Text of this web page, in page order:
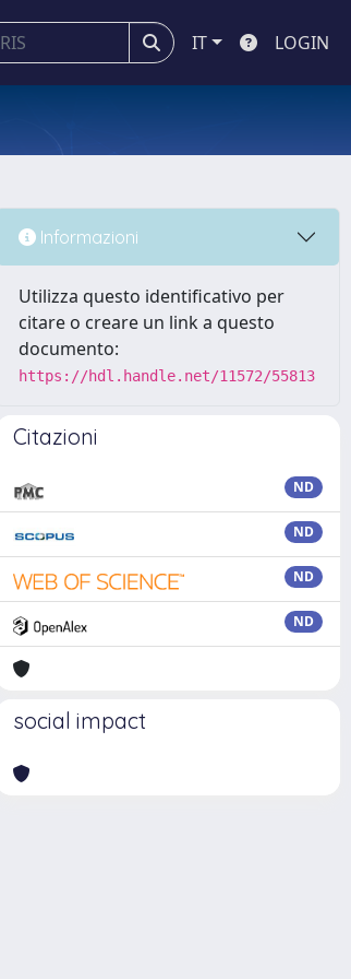
IT LOGIN
Informazioni
Utilizza questo identificativo per
citare o creare un link a questo
documento:
https://hdl.handle.net/11572/55813
Citazioni
ND
ND
ND
ND
social impact